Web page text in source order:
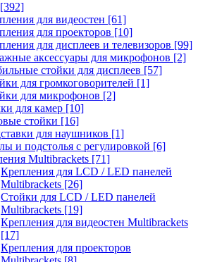
[392]
для видеостен [61]
для проекторов [10]
для дисплеев и телевизоров [99]
аксессуары для микрофонов [2]
стойки для дисплеев [57]
для громкоговорителей [1]
для микрофонов [2]
для камер [10]
стойки [16]
для наушников [1]
и подстолья с регулировкой [6]
Multibrackets [71]
Крепления для LCD / LED панелей
Multibrackets [26]
Стойки для LCD / LED панелей
Multibrackets [19]
Крепления для видеостен Multibrackets
[17]
Крепления для проекторов